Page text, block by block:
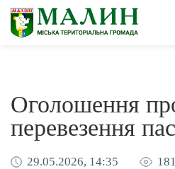
Офіційна
Оголошення
перевезення
29.05.2026, 14:35 181